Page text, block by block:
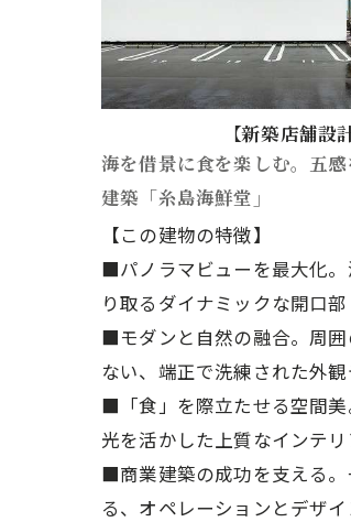
【新築店舗設計
海を借景に食を楽しむ。五
建築「糸島海鮮堂」
【この建物の特徴】
■パノラマビューを最大化
り取るダイナミックな開口部
■モダンと自然の融合。周
ない、端正で洗練された外
■「食」を際立たせる空間美
光を活かした上質なインテ
■商業建築の成功を支える。
る、オペレーションとデザ